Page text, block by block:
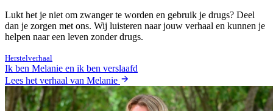
Lukt het je niet om zwanger te worden en gebruik je drugs? Deel
dan je zorgen met ons. Wij luisteren naar jouw verhaal en kunnen je
helpen naar een leven zonder drugs.
Herstelverhaal
Ik ben Melanie en ik ben verslaafd
Lees het verhaal van Melanie